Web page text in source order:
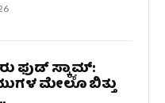
ಫುಡ್ ಸ್ಕ್ಯಾಮ್:
ಮೇಲೂ ಬಿತ್ತು